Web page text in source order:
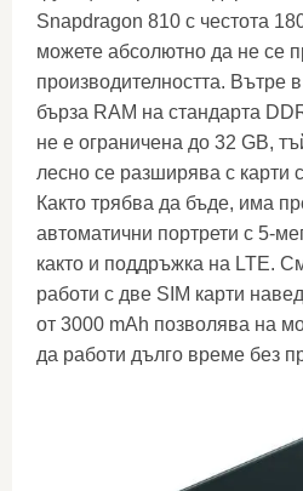
Snapdragon 810 с честота
можете абсолютно да не се
производителността. Вътре
бърза RAM на стандарта
не е ограничена до 32 GB,
лесно се разширява с карти
Както трябва да бъде, има
автоматични портрети с 5-
както и поддръжка на LTE.
работи с две SIM карти
от 3000 mAh позволява на
да работи дълго време без